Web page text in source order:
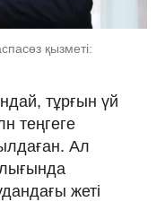
қызметі:
тұрғын үй
теңгеге
Ал
жеті